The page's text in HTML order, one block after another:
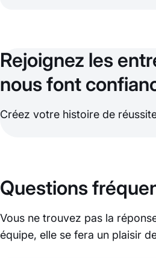
Rejoignez les
nous font
Créez votre histoire de
Questions
Vous ne trouvez pas la
équipe, elle se fera un plaisir